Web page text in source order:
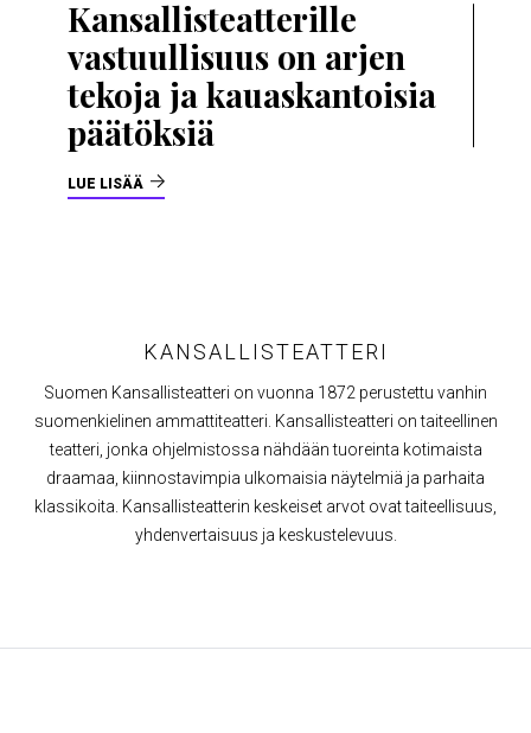
Kansallisteatterille
vastuullisuus on arjen
tekoja ja kauaskantoisia
päätöksiä
LUE LISÄÄ
KANSALLISTEATTERI
Suomen Kansallisteatteri on vuonna 1872 perustettu vanhin
suomenkielinen ammattiteatteri. Kansallisteatteri on taiteellinen
teatteri, jonka ohjelmistossa nähdään tuoreinta kotimaista
draamaa, kiinnostavimpia ulkomaisia näytelmiä ja parhaita
klassikoita. Kansallisteatterin keskeiset arvot ovat taiteellisuus,
yhdenvertaisuus ja keskustelevuus.